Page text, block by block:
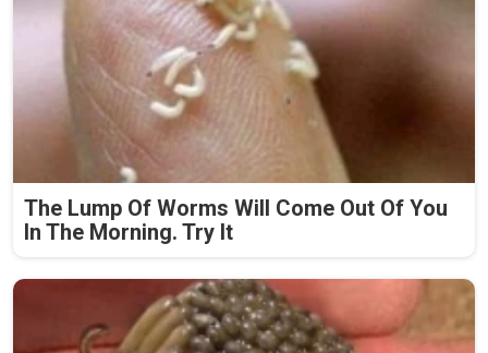
The Lump Of Worms Will Come Out Of You
In The Morning. Try It